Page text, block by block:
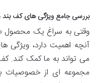
بررسی جامع ویژگی های کف
وقتی به سراغ یک محصول
آنچه اهمیت دارد، ویژگی
می تواند به ما کمک کند.
مجموعه ای از خصوصیات